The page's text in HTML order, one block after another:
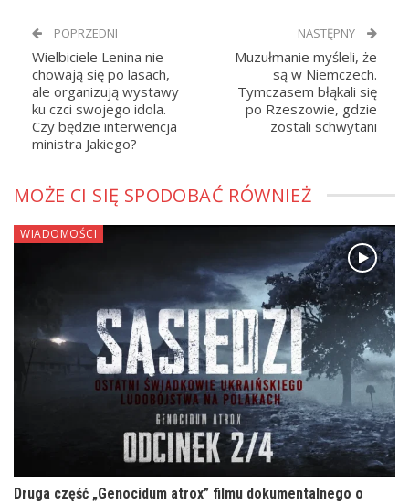
POPRZEDNI
Wielbiciele Lenina nie
chowają się po lasach,
ale organizują wystawy
ku czci swojego idola.
Czy będzie interwencja
ministra Jakiego?
NASTĘPNY
Muzułmanie myśleli, że
są w Niemczech.
Tymczasem błąkali się
po Rzeszowie, gdzie
zostali schwytani
MOŻE CI SIĘ SPODOBAĆ RÓWNIEŻ
WIADOMOŚCI
Druga część „Genocidum atrox” filmu dokumentalnego o